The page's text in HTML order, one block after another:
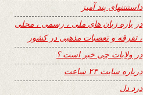
داستنتنهای پند آمیز
در باره زبان های ملی ، رسمی ، محلی
، تفرقه و تعصبات مذهبی در کشور
در ولایات چی خبر است ؟
درباره سایت ۲۴ ساعت
درد دل